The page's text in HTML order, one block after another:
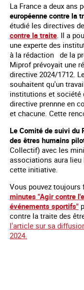
La France a deux ans
européenne contre la
étudié les directives
contre la traite . Il a
une experte des
à la rédaction de la
Miprof prévoyait une
directive 2024/1712.
souhaitent qu'un
institutions et société
directive prennne en
et chacune. Cette
Le Comité de suivi du
des êtres humains
Collectif) avec les
associations aura lieu
cette initiative.
Vous pouvez toujours
minutes "Agir contre
événements sportifs"
contre la traite des
l'article sur sa
2024.